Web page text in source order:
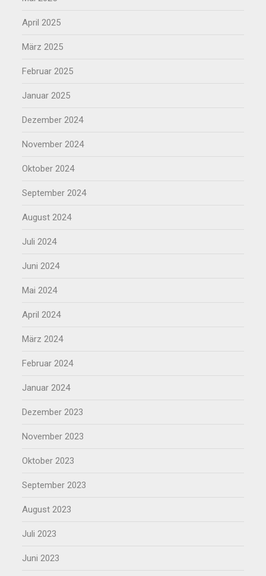
April 2025
März 2025
Februar 2025
Januar 2025
Dezember 2024
November 2024
Oktober 2024
September 2024
August 2024
Juli 2024
Juni 2024
Mai 2024
April 2024
März 2024
Februar 2024
Januar 2024
Dezember 2023
November 2023
Oktober 2023
September 2023
August 2023
Juli 2023
Juni 2023